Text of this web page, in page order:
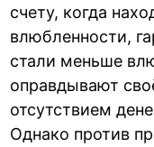
счету, когда
влюбленности,
стали меньше
оправдывают
отсутствием
Однако против